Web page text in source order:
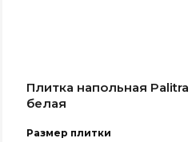
Плитка напольная Palitra
белая
Размер плитки